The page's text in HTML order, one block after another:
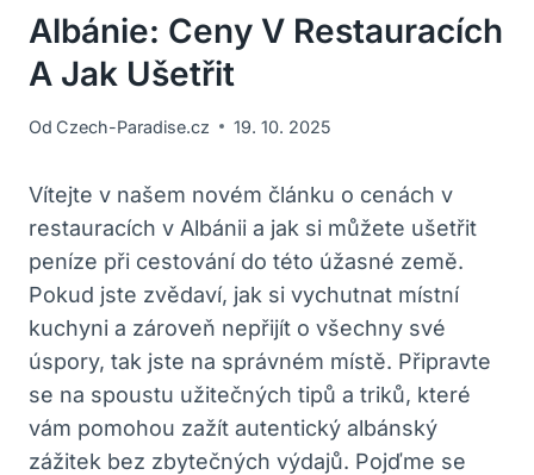
Albánie: Ceny V Restauracích
A Jak Ušetřit
Od Czech-Paradise.cz 19. 10. 2025
Vítejte v našem novém článku o cenách v
restauracích v Albánii a jak si můžete ušetřit
peníze při cestování do této úžasné země.
Pokud jste zvědaví, jak si vychutnat místní
kuchyni a zároveň nepřijít o všechny své
úspory, tak jste na správném místě. Připravte
se na spoustu užitečných tipů a triků, které
vám pomohou zažít autentický albánský
zážitek bez zbytečných výdajů. Pojďme se